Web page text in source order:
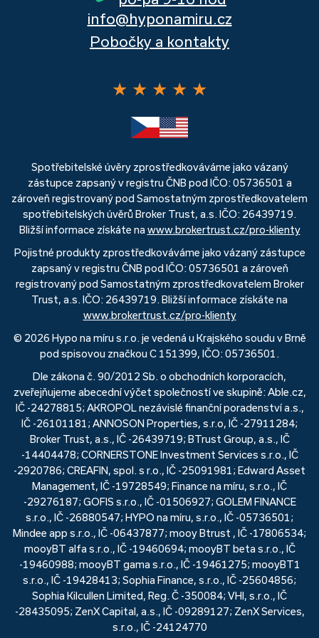
info@hyponamiru.cz
Pobočky a kontakty
★ ★ ★ ★ ★
Spotřebitelské úvěry zprostředkováváme jako vázaný
zástupce zapsaný v registru ČNB pod IČO: 05736501 a
zároveň registrovaný pod Samostatným zprostředkovatelem
spotřebitelských úvěrů Broker Trust, a.s. IČO: 26439719.
Bližší informace získáte na www.brokertrust.cz/pro-klienty
Pojistné produkty zprostředkováváme jako vázaný zástupce
zapsaný v registru ČNB pod IČO: 05736501 a zároveň
registrovaný pod Samostatným zprostředkovatelem Broker
Trust, a.s. IČO: 26439719. Bližší informace získáte na
www.brokertrust.cz/pro-klienty
© 2026 Hypo na míru s.r.o. je vedená u Krajského soudu v Brně
pod spisovou značkou C 151399, IČO: 05736501.
Dle zákona č. 90/2012 Sb. o obchodních korporacích,
zveřejňujeme abecední výčet společností ve skupině: Able.cz,
IČ -24278815; AKROPOL nezávislé finanční poradenství a.s.,
IČ -26101181; ANNOSON Properties, s.r.o, IČ -27911284;
Broker Trust, a.s., IČ -26439719; BTrust Group, a.s., IČ
-14404478; CORNERSTONE Investment Services s.r.o., IČ
-2920786; CREAFIN, spol. s r.o., IČ -25091981; Edward Asset
Management, IČ -19728549; Finance na míru, s.r.o., IČ
-29276187; GOFIS s.r.o., IČ -01506927; GOLEM FINANCE
s.r.o., IČ -26880547; HYPO na míru, s.r.o., IČ -05736501;
Mindee app s.r.o., IČ -06437877; mooy Btrust , IČ -17806534;
mooyBT alfa s.r.o., IČ -19460694; mooyBT beta s.r.o., IČ
-19460988; mooyBT gama s.r.o., IČ -19461275; mooyBT1
s.r.o., IČ -19428413; Sophia Finance, s.r.o., IČ -25604856;
Sophia Kilcullen Limited, Reg. Č -350084; VHI, s.r.o., IČ
-28435095; ZenX Capital, a.s., IČ -09289127; ZenX Services,
s.r.o., IČ -24124770